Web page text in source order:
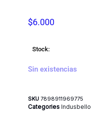
$6.000
Stock:
Sin existencias
SKU 7898911969775
Categories Indusbello